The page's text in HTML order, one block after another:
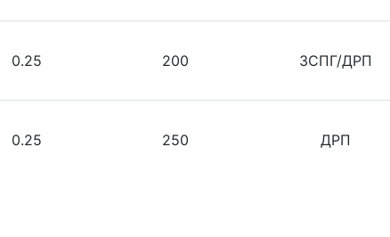
0.25 200 ЗСПГ/ДРП
0.25 250 ДРП